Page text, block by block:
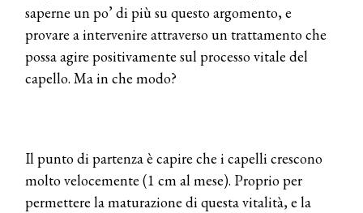
saperne un po’ di più su questo argomento, e
provare a intervenire attraverso un trattamento che
possa agire positivamente sul processo vitale del
capello. Ma in che modo?
Il punto di partenza è capire che i capelli crescono
molto velocemente (1 cm al mese). Proprio per
permettere la maturazione di questa vitalità, e la